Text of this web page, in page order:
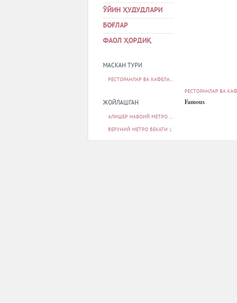
ЎЙИН ҲУДУДЛАРИ
БОҒЛАР
ФАОЛ ҲОРДИҚ
МАСКАН ТУРИ
РЕСТОРАНЛАР ВА КАФЕЛАР
ЖОЙЛАШГАН
АЛИШЕР НАВОИЙ МЕТРО БЕКАТИ
БЕРУНИЙ МЕТРО БЕКАТИ 1
РЕСТОРАНЛАР ВА
Famous